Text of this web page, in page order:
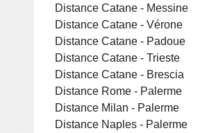
Distance Catane - Messine
Distance Catane - Vérone
Distance Catane - Padoue
Distance Catane - Trieste
Distance Catane - Brescia
Distance Rome - Palerme
Distance Milan - Palerme
Distance Naples - Palerme